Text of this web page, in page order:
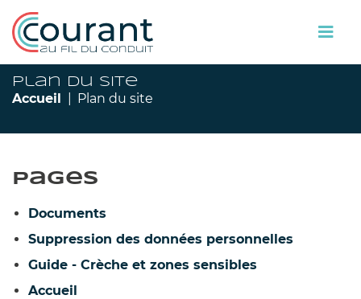
Plan du site
Accueil Plan du site
Pages
Documents
Suppression des données personnelles
Guide - Crèche et zones sensibles
Accueil